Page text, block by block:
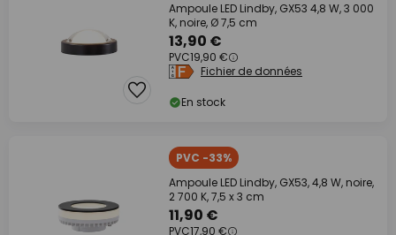
Ampoule LED Lindby, GX53 4,8 W, 3 000
K, noire, Ø 7,5 cm
13,90 €
PVC19,90 €
Fichier de données
En stock
PVC -33%
Ampoule LED Lindby, GX53, 4,8 W, noire,
2 700 K, 7,5 x 3 cm
11,90 €
PVC17,90 €